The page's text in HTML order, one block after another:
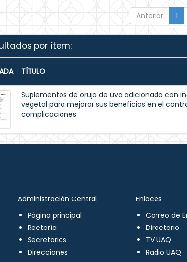
Anterior 1
por ítem:
TÍTULO
Suplementos de orujo de uva adicionado con
vegetal para mejorar sus beneficios en el
complicaciones
Administración Central
Página principal
Rectoría
Secretarios
Direcciones
Enlaces
Correo de
Directorio
TV UAQ
Radio UAQ